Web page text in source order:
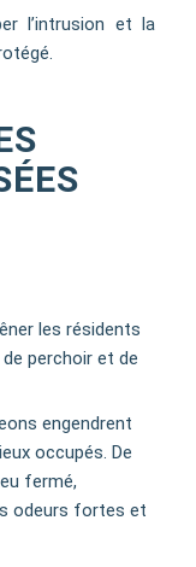
l’intrusion et la
les résidents
perchoir et de
engendrent
occupés. De
fermé,
odeurs fortes et